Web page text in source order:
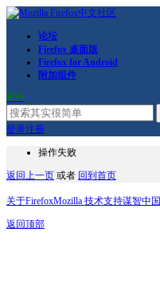
论坛
Firefox 桌面版
Firefox for Android
附加组件
RSS
登录注册
操作失败
返回上一页 或者 回到首页
关于FirefoxMozilla 技术支持谋智中国
返回顶部